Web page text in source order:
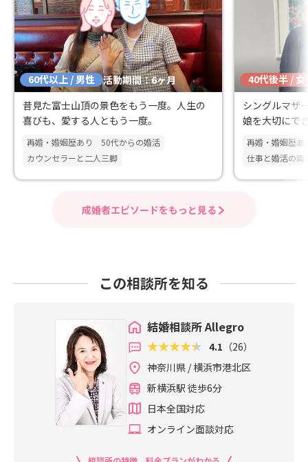
60代以上 / 男性 活動期間：6ヶ月
昔見た富士山頂の景色をもう一度。人生の
喜びも、愛する人ともう一度。
再婚・婚姻歴あり
50代からの婚活
カウンセラーと二人三脚
40代後半 / 女
シングルマザ
娘を大切にで
再婚・婚姻歴あ
仕事と婚活の両
成婚者エピソードをもっと見る
この相談所を知る
結婚相談所 Allegro
4.1 （26）
神奈川県 / 横浜市港北区
新横浜駅 徒歩6分
日本全国対応
オンライン面談対応